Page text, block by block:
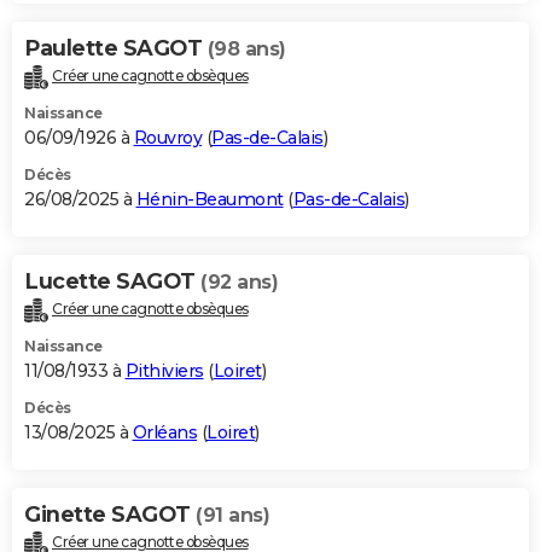
Paulette SAGOT (98 ans)
Créer une cagnotte obsèques
Naissance
06/09/1926 à Rouvroy(Pas-de-Calais)
Décès
26/08/2025 à Hénin-Beaumont(Pas-de-Calais)
Lucette SAGOT (92 ans)
Créer une cagnotte obsèques
Naissance
11/08/1933 à Pithiviers (Loiret)
Décès
13/08/2025 à Orléans (Loiret)
Ginette SAGOT (91 ans)
Créer une cagnotte obsèques